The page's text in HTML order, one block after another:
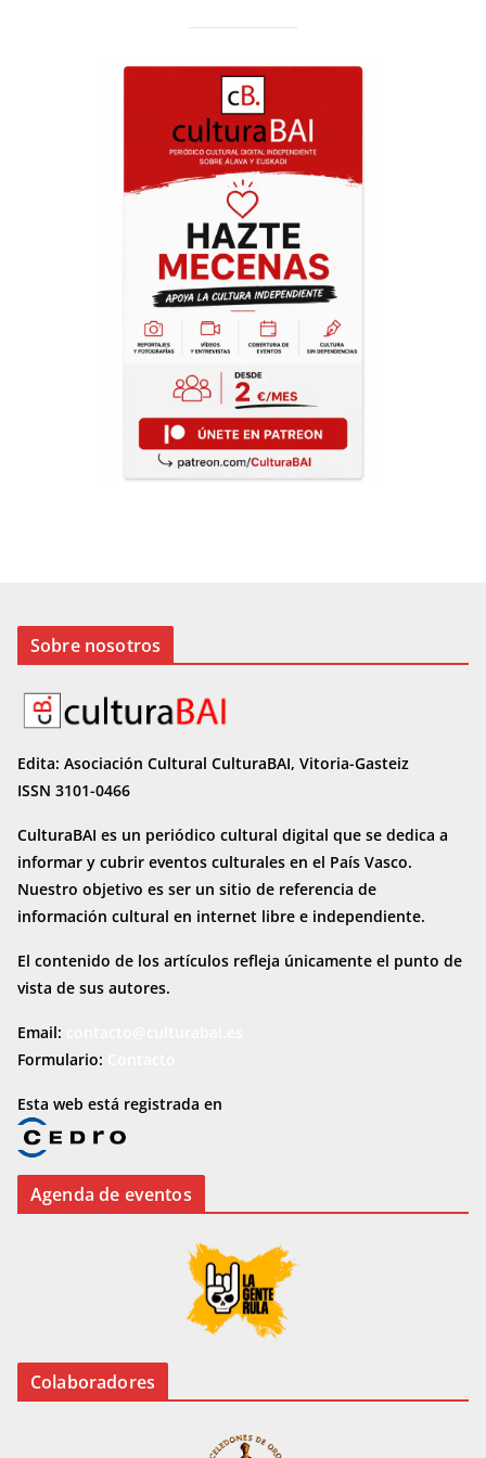
Sobre nosotros
Edita: Asociación Cultural CulturaBAI, Vitoria-Gasteiz
ISSN 3101-0466
CulturaBAI es un periódico cultural digital que se dedica a
informar y cubrir eventos culturales en el País Vasco.
Nuestro objetivo es ser un sitio de referencia de
información cultural en internet libre e independiente.
El contenido de los artículos refleja únicamente el punto de
vista de sus autores.
Email:
Formulario:
Esta web está registrada en
Agenda de eventos
Colaboradores